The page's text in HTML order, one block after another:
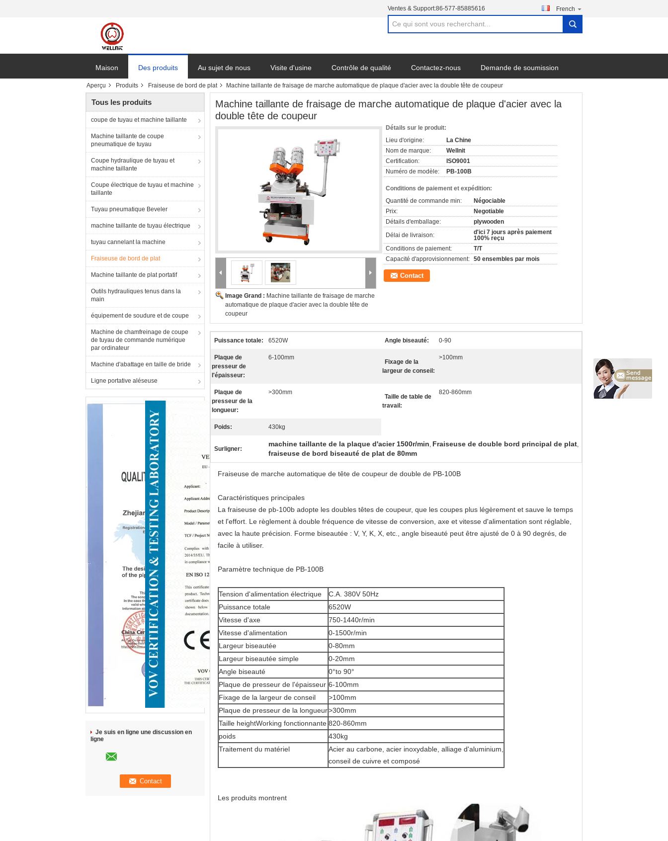
Ventes & Support:86-577-85885616 French
search
Maison Des produits Au sujet de nous Visite d'usine Contrôle de qualité Contactez-nous Demande de soumission
Aperçu Produits Fraiseuse de bord de plat Machine taillante de fraisage de marche automatique de plaque d'acier avec la double tête de coupeur
Tous les produits
coupe de tuyau et machine taillante
Machine taillante de coupe
pneumatique de tuyau
Coupe hydraulique de tuyau et
machine taillante
Coupe électrique de tuyau et machine
taillante
Tuyau pneumatique Beveler
machine taillante de tuyau électrique
tuyau cannelant la machine
Fraiseuse de bord de plat
Machine taillante de plat portatif
Outils hydrauliques tenus dans la
main
équipement de soudure et de coupe
Machine de chamfreinage de coupe
de tuyau de commande numérique
par ordinateur
Machine d'abattage en taille de bride
Ligne portative aléseuse
Je suis en ligne une discussion en
ligne
Machine taillante de fraisage de marche automatique de plaque d'acier avec la
double tête de coupeur
Image Grand : Machine taillante de fraisage de marche
automatique de plaque d'acier avec la double tête de
coupeur
Détails sur le produit:
Lieu d'origine:
La Chine
Nom de marque:
Wellnit
Certification:
ISO9001
Numéro de modèle:
PB-100B
Conditions de paiement et expédition:
Quantité de commande min:
Négociable
Prix:
Negotiable
Détails d'emballage:
plywooden
Délai de livraison:
d'ici 7 jours après paiement
100% reçu
Conditions de paiement:
T/T
Capacité d'approvisionnement: 50 ensembles par mois
Contact
Puissance totale: 6520W Angle biseauté: 0-90
Plaque de
presseur de
l'épaisseur:
6-100mm
Fixage de la
largeur de conseil:
>100mm
Plaque de
presseur de la
longueur:
>300mm
Taille de table de
travail:
820-860mm
Poids: 430kg
Surligner:
machine taillante de la plaque d'acier 1500r/min, Fraiseuse de double bord principal de plat,
fraiseuse de bord biseauté de plat de 80mm
Fraiseuse de marche automatique de tête de coupeur de double de PB-100B
Caractéristiques principales
La fraiseuse de pb-100b adopte les doubles têtes de coupeur, que les coupes plus légèrement et sauve le temps
et l'effort. Le règlement à double fréquence de vitesse de conversion, axe et vitesse d'alimentation sont réglable,
avec la haute précision. Forme biseautée : V, Y, K, X, etc., angle biseauté peut être ajusté de 0 à 90 degrés, de
facile à utiliser.
Paramètre technique de PB-100B
Tension d'alimentation électrique
C.A. 380V 50Hz
Puissance totale
6520W
Vitesse d'axe
750-1440r/min
Vitesse d'alimentation
0-1500r/min
Largeur biseautée
0-80mm
Largeur biseautée simple
0-20mm
Angle biseauté
0°to 90°
Plaque de presseur de l'épaisseur 6-100mm
Fixage de la largeur de conseil
>100mm
Plaque de presseur de la longueur>300mm
Taille heightWorking fonctionnante 820-860mm
poids
430kg
Traitement du matériel
Acier au carbone, acier inoxydable, alliage d'aluminium,
conseil de cuivre et composé
Les produits montrent